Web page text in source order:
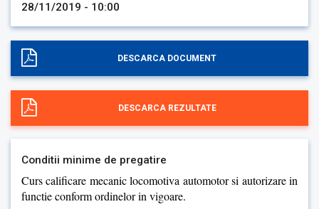
28/11/2019 - 10:00
DESCARCA DOCUMENT
DESCARCA REZULTATE
Conditii minime de pregatire
Curs calificare mecanic locomotiva automotor si autorizare in
functie conform ordinelor in vigoare.